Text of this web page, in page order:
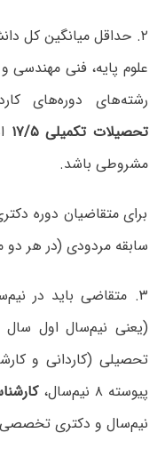
۲. حداقل میانگین کل
رشته‌های دوره‌های
تحصیلات تکمیلی ۱۷/۵
مشروطی باشد.
برای متقاضیان دوره
سابقه مردودی (در هر دو
۳. متقاضی باید در
پیوسته ۸ نیم‌سال،
نیم‌سال و دکتری تخصصی ۹ نیم‌سال)